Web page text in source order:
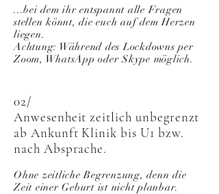
...bei dem ihr entspannt alle Fragen
stellen könnt, die euch auf dem Herzen
liegen.
Achtung: Während des Lockdowns per
Zoom, WhatsApp oder Skype möglich.
02/
Anwesenheit zeitlich unbegrenzt
ab Ankunft Klinik bis U1 bzw.
nach Absprache.
Ohne zeitliche Begrenzung, denn die
Zeit einer Geburt ist nicht planbar.